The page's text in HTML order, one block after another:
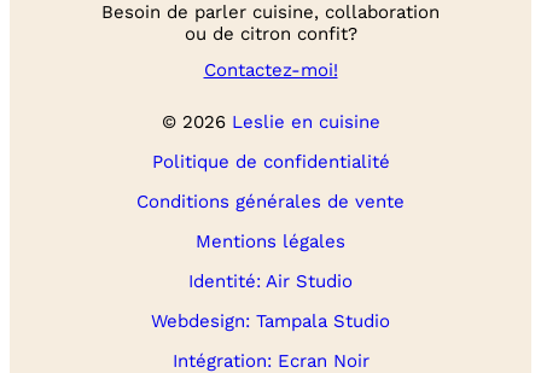
Besoin de parler cuisine, collaboration
ou de citron confit?
Contactez-moi!
© 2026 Leslie en cuisine
Politique de confidentialité
Conditions générales de vente
Mentions légales
Identité: Air Studio
Webdesign: Tampala Studio
Intégration: Ecran Noir